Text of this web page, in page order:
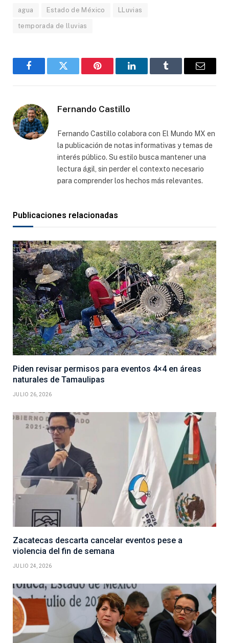
agua Estado de México LLuvias
temporada de lluvias
FacebookGorjeo Pinterest LinkedInTumblr
Correo
Fernando Castillo
Fernando Castillo colabora con El Mundo MX en
la publicación de notas informativas y temas de
interés público. Su estilo busca mantener una
lectura ágil, sin perder el contexto necesario
para comprender los hechos más relevantes.
Publicaciones relacionadas
Piden revisar permisos para eventos 4×4 en áreas
naturales de Tamaulipas
JULIO 26, 2026
Zacatecas descarta cancelar eventos pese a
violencia del fin de semana
JULIO 24, 2026